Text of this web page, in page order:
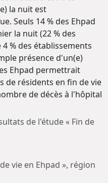
la nuit est
Seuls 14 % des Ehpad
la nuit (22 % des
% des établissements
présence d'un(e)
Ehpad permettrait
de résidents en fin de vie
de décès à l'hôpital
de l'étude « Fin de
vie en Ehpad », région